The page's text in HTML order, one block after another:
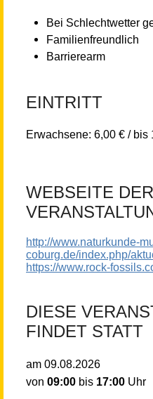
Bei Schlechtwetter
Familienfreundlich
Barrierearm
EINTRITT
Erwachsene: 6,00 € / bis
WEBSEITE DER
http://www.naturkunde-
coburg.de/index.php/
https://www.rock-
DIESE
FINDET STATT
am09.08.2026
von 09:00 bis 17:00 Uhr